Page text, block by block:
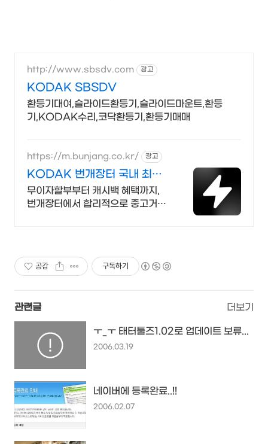
http://www.sbsdv.com 광고
KODAK SBSDV
환등기대여,슬라이드환등기,슬라이드마운트,환등
기,KODAK수리,코닥환등기,환등기매매
https://m.bunjang.co.kr/ 광고
KODAK 번개장터 국내 최대
브랜드 중고거래
무이자할부부터 캐시백 혜택까지,
번개장터에서 합리적으로 중고거래
공감 구독하기
관련글 더보기
ㅜ_ㅜ 태터툴즈1.02로 업데이트 보류...
2006.03.19
네이버에 등록완료..!!
2006.02.07